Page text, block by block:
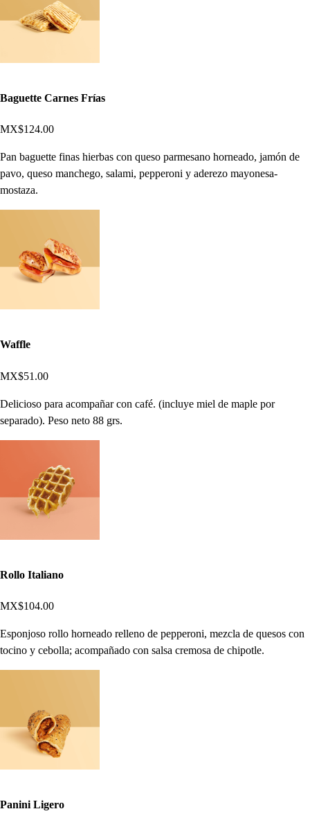
Baguette Carnes Frías
MX$124.00
Pan baguette finas hierbas con queso parmesano horneado, jamón de
pavo, queso manchego, salami, pepperoni y aderezo mayonesa-
mostaza.
Waffle
MX$51.00
Delicioso para acompañar con café. (incluye miel de maple por
separado). Peso neto 88 grs.
Rollo Italiano
MX$104.00
Esponjoso rollo horneado relleno de pepperoni, mezcla de quesos con
tocino y cebolla; acompañado con salsa cremosa de chipotle.
Panini Ligero